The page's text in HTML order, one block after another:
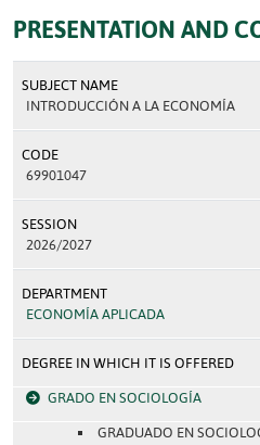
PRESENTATION AND
SUBJECT NAME
INTRODUCCIÓN A LA ECONOMÍA
CODE
69901047
SESSION
2026/2027
DEPARTMENT
ECONOMÍA APLICADA
DEGREE IN WHICH IT IS OFFERED
GRADO EN SOCIOLOGÍA
GRADUADO EN